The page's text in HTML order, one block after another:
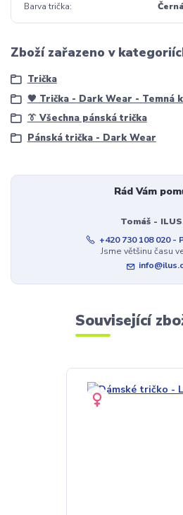
Barva trička
Zboží zařazeno v
Trička
🖤 Trička - Dark Wear - Temná
👔 Všechna pánská trička
Pánská trička - Dark Wear
Rád Vám
Tomáš -
+420 730 108 020 -
Jsme většinu času
Související